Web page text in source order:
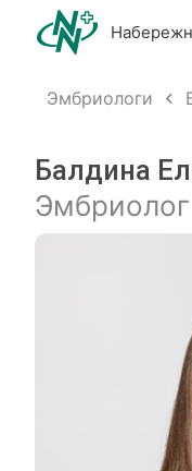
Эмбриологи
Балдина
Эмбриолог